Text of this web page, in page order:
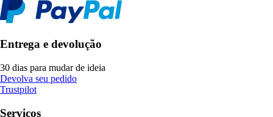
Entrega e devolução
30 dias para mudar de ideia
Devolva seu pedido
Trustpilot
Serviços